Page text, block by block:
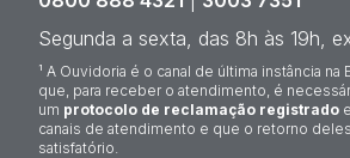
Segunda a sexta, das 8h às 19h,
¹ A Ouvidoria é o canal de última instância na
que, para receber o atendimento, é
um protocolo de reclamação registrado
canais de atendimento e que o retorno
satisfatório.